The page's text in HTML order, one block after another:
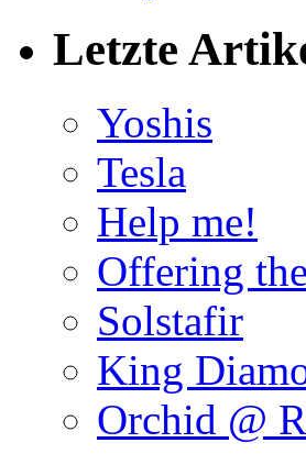
Letzte
Yoshis
Tesla
Help me!
Offering
Solstafir
King
Orchid @